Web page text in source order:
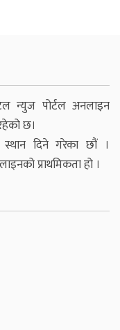
न्युज पोर्टल अनलाइन
छ।
दिने गरेका छौं ।
प्राथमिकता हो ।